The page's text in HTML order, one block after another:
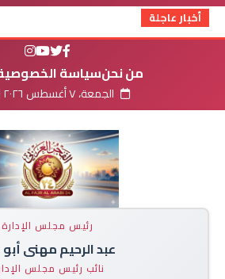
أخبار عاجلة
من نحنسياسة
الجمعة، ٧ أغسطس ٢٠٢٦ ٠٥:٣٩ م
رئيس مجلس الإدارة
عبد الرحيم مهنى
نائب رئيس مجلس